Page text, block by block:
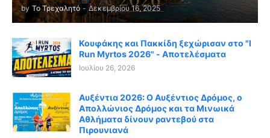
by Το Τρεχαλητό - Δεκεμβρίου 16, 2025
Κουφάκης και Πακκίδη ξεχώρισαν στο "I
Run Myrtos 2026" - Αποτελέσματα
Ιουλίου 26, 2026
Αυξέντια 2026: Ο Αυξέντιος Δρόμος, ο
Απολλώνιος Δρόμος και τα Μινωικά
Αθλήματα δίνουν ραντεβού στα
Πιρουνιανά